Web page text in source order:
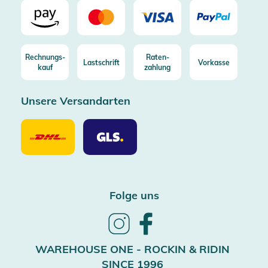
Rechnungs-
kauf
Lastschrift
Raten-
zahlung
Vorkasse
Unsere Versandarten
Unsere
Versandarten
DHL
Unsere
Versandarten
GLS
Folge uns
Follow
InstagramFacebook
WAREHOUSE ONE - ROCKIN & RIDIN
SINCE 1996